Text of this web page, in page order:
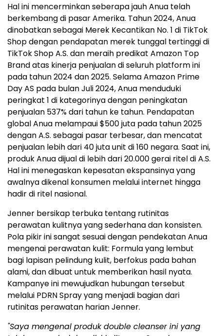
Hal ini mencerminkan seberapa jauh Anua telah
berkembang di pasar Amerika. Tahun 2024, Anua
dinobatkan sebagai Merek Kecantikan No. 1 di TikTok
Shop dengan pendapatan merek tunggal tertinggi di
TikTok Shop A.S. dan meraih predikat Amazon Top
Brand atas kinerja penjualan di seluruh platform ini
pada tahun 2024 dan 2025. Selama Amazon Prime
Day AS pada bulan Juli 2024, Anua menduduki
peringkat 1 di kategorinya dengan peningkatan
penjualan 537% dari tahun ke tahun. Pendapatan
global Anua melampaui $500 juta pada tahun 2025
dengan A.S. sebagai pasar terbesar, dan mencatat
penjualan lebih dari 40 juta unit di 160 negara. Saat ini,
produk Anua dijual di lebih dari 20.000 gerai ritel di A.S.
Hal ini menegaskan kepesatan ekspansinya yang
awalnya dikenal konsumen melalui internet hingga
hadir di ritel nasional.
Jenner bersikap terbuka tentang rutinitas
perawatan kulitnya yang sederhana dan konsisten.
Pola pikir ini sangat sesuai dengan pendekatan Anua
mengenai perawatan kulit: Formula yang lembut
bagi lapisan pelindung kulit, berfokus pada bahan
alami, dan dibuat untuk memberikan hasil nyata.
Kampanye ini mewujudkan hubungan tersebut
melalui PDRN Spray yang menjadi bagian dari
rutinitas perawatan harian Jenner.
"Saya mengenal produk double cleanser ini yang